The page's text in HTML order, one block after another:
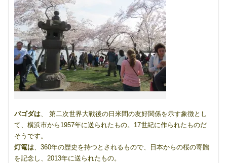
パゴダは、 第二次世界大戦後の日米間の友好関係を示す象徴とし
て、横浜市から1957年に送られたもの。17世紀に作られたものだ
そうです。
灯篭は、360年の歴史を持つとされるもので、日本からの桜の寄贈
を記念し、2013年に送られたもの。